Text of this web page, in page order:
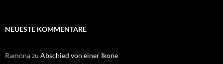
NEUESTE KOMMENTARE
Ramonazu Abschied von einer Ikone